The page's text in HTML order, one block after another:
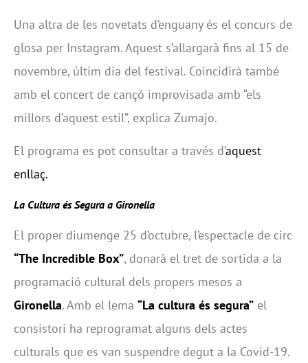
Una altra de les novetats d’enguany és el concurs de
glosa per Instagram. Aquest s’allargarà fins al 15 de
novembre, últim dia del festival. Coincidirà també
amb el concert de cançó improvisada amb “els
millors d’aquest estil”, explica Zumajo.
El programa es pot consultar a través d’aquest
enllaç.
La Cultura és Segura a Gironella
El proper diumenge 25 d’octubre, l’espectacle de circ
“The Incredible Box”, donarà el tret de sortida a la
programació cultural dels propers mesos a
Gironella. Amb el lema “La cultura és segura” el
consistori ha reprogramat alguns dels actes
culturals que es van suspendre degut a la Covid-19.